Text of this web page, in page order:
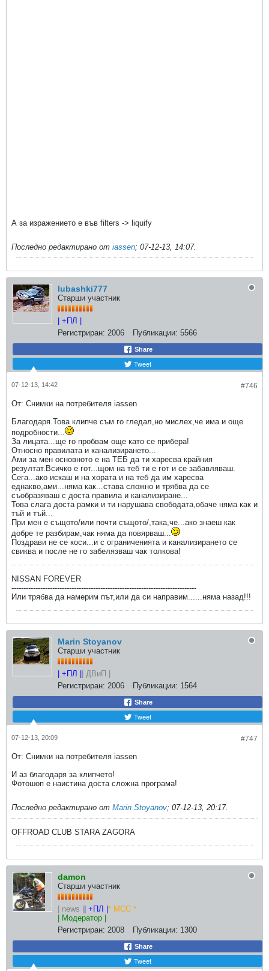
А за изражението е във filters -> liquify
Последно редактирано от iassen; 07-12-13, 14:07.
lubashki777
Старши участник
| +ПЛ |
Регистриран: 2006 Публикации: 5566
Share
Tweet
#746
07-12-13, 14:42
От: Снимки на потребителя iassen
Благодаря.Това клипче съм го гледал,но мислех,че има и още
подробности...
За лицата...ще го пробвам още като се прибера!
Относно правилата и канализирането...
Ами за мен основното е на ТЕБ да ти харесва крайния
резултат.Всичко е гот...щом на теб ти е гот и се забавляваш.
Сега...ако искаш и на хората и на теб да им харесва
еднакво,ами...няма как...става сложно и трябва да се
съобразяваш с доста правила и канализиране...
Това слага доста рамки и ти нарушава свободата,обаче няма как и
тъй и тъй...
При мен е същото/или почти същото/,така,че...ако знаеш как
добре те разбирам,чак няма да повярваш...
Поздрави не се коси...и с ограниченията и канализирането се
свиква и после не го забелязваш чак толкова!
NISSAN FOREVER
-----------------------------------------------------------------------------
Или трябва да намерим път,или да си направим......няма назад!!!
Marin Stoyanov
Старши участник
| +ПЛ |
| ДВиП |
Регистриран: 2006 Публикации: 1564
Share
Tweet
#747
07-12-13, 20:09
От: Снимки на потребителя iassen
И аз благодаря за клипчето!
Фотошоп е наистина доста сложна програма!
Последно редактирано от Marin Stoyanov; 07-12-13, 20:17.
OFFROAD CLUB STARA ZAGORA
damon
Старши участник
| news | | +ПЛ | * МСС *
| Модератор |
Регистриран: 2008 Публикации: 1300
Share
Tweet